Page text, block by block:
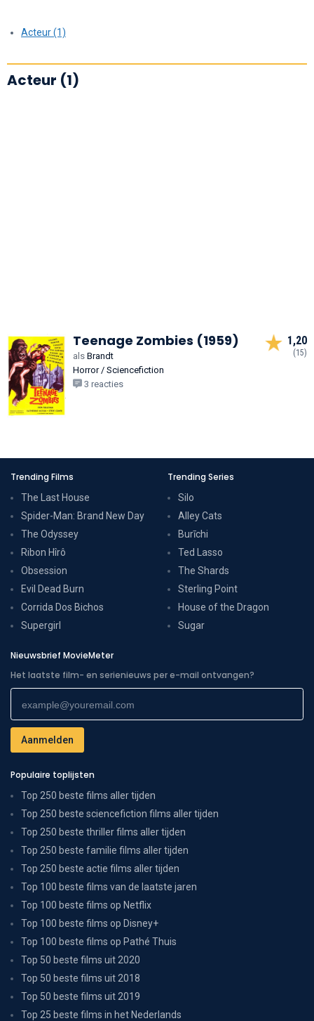
Acteur (1)
Acteur (1)
Teenage Zombies (1959)
als Brandt
Horror / Sciencefiction
3 reacties
1,20
(15)
Trending Films
The Last House
Spider-Man: Brand New Day
The Odyssey
Ribon Hîrô
Obsession
Evil Dead Burn
Corrida Dos Bichos
Supergirl
Trending Series
Silo
Alley Cats
Burīchi
Ted Lasso
The Shards
Sterling Point
House of the Dragon
Sugar
Nieuwsbrief MovieMeter
Het laatste film- en serienieuws per e-mail ontvangen?
Populaire toplijsten
Top 250 beste films aller tijden
Top 250 beste sciencefiction films aller tijden
Top 250 beste thriller films aller tijden
Top 250 beste familie films aller tijden
Top 250 beste actie films aller tijden
Top 100 beste films van de laatste jaren
Top 100 beste films op Netflix
Top 100 beste films op Disney+
Top 100 beste films op Pathé Thuis
Top 50 beste films uit 2020
Top 50 beste films uit 2018
Top 50 beste films uit 2019
Top 25 beste films in het Nederlands